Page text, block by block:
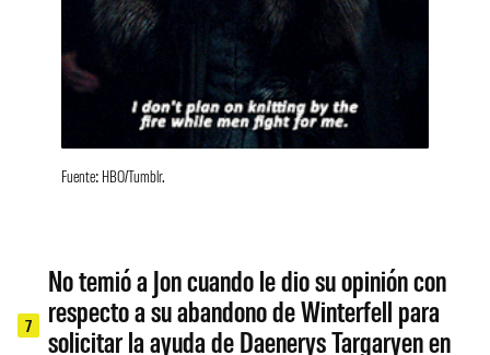
Fuente: HBO/Tumblr.
7
No temió a Jon cuando le dio su opinión con
respecto a su abandono de Winterfell para
solicitar la ayuda de Daenerys Targaryen en